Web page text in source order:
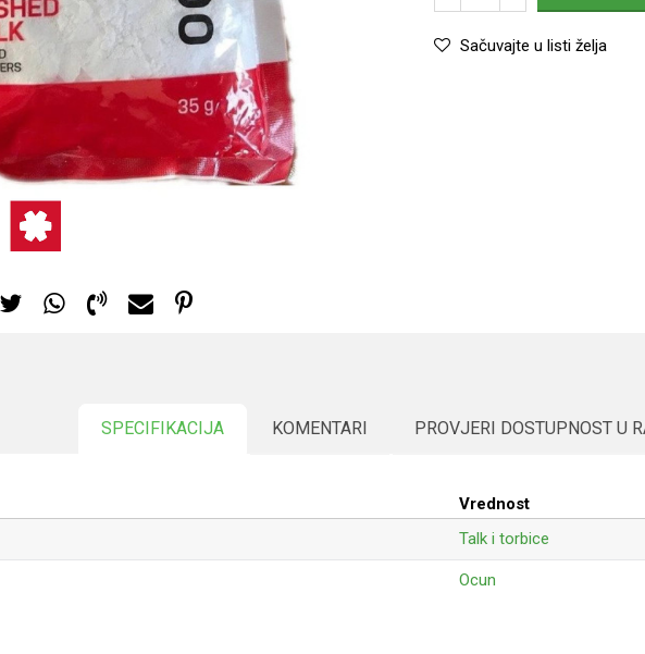
Sačuvajte u listi želja
SPECIFIKACIJA KOMENTARI PROVJERI DOSTUPNOST U
Vrednost
Talk i torbice
Ocun